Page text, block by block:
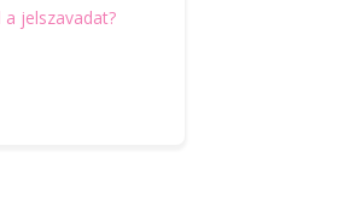
jelszavadat?